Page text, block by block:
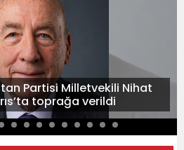
Partisi Milletvekili Nihat
toprağa verildi